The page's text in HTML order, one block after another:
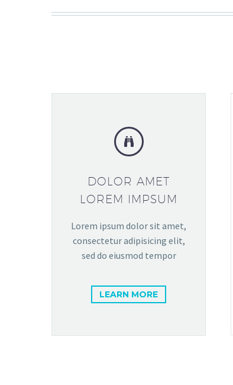
DOLOR AMET
LOREM IMPSUM
Lorem ipsum dolor sit amet,
consectetur adipisicing elit,
sed do eiusmod tempor
LEARN MORE